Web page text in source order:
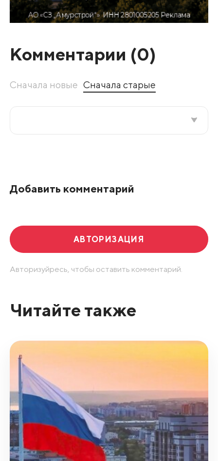
Комментарии (0)
Сначала новые Сначала старые
Добавить комментарий
АВТОРИЗАЦИЯ
Авторизуйресь, чтобы оставить комментарий.
Читайте также